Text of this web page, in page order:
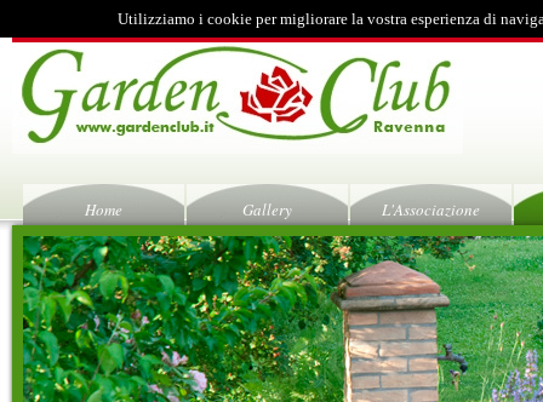
Utilizziamo i cookie per migliorare la vostra esperienza di
Home Gallery L'Associazione